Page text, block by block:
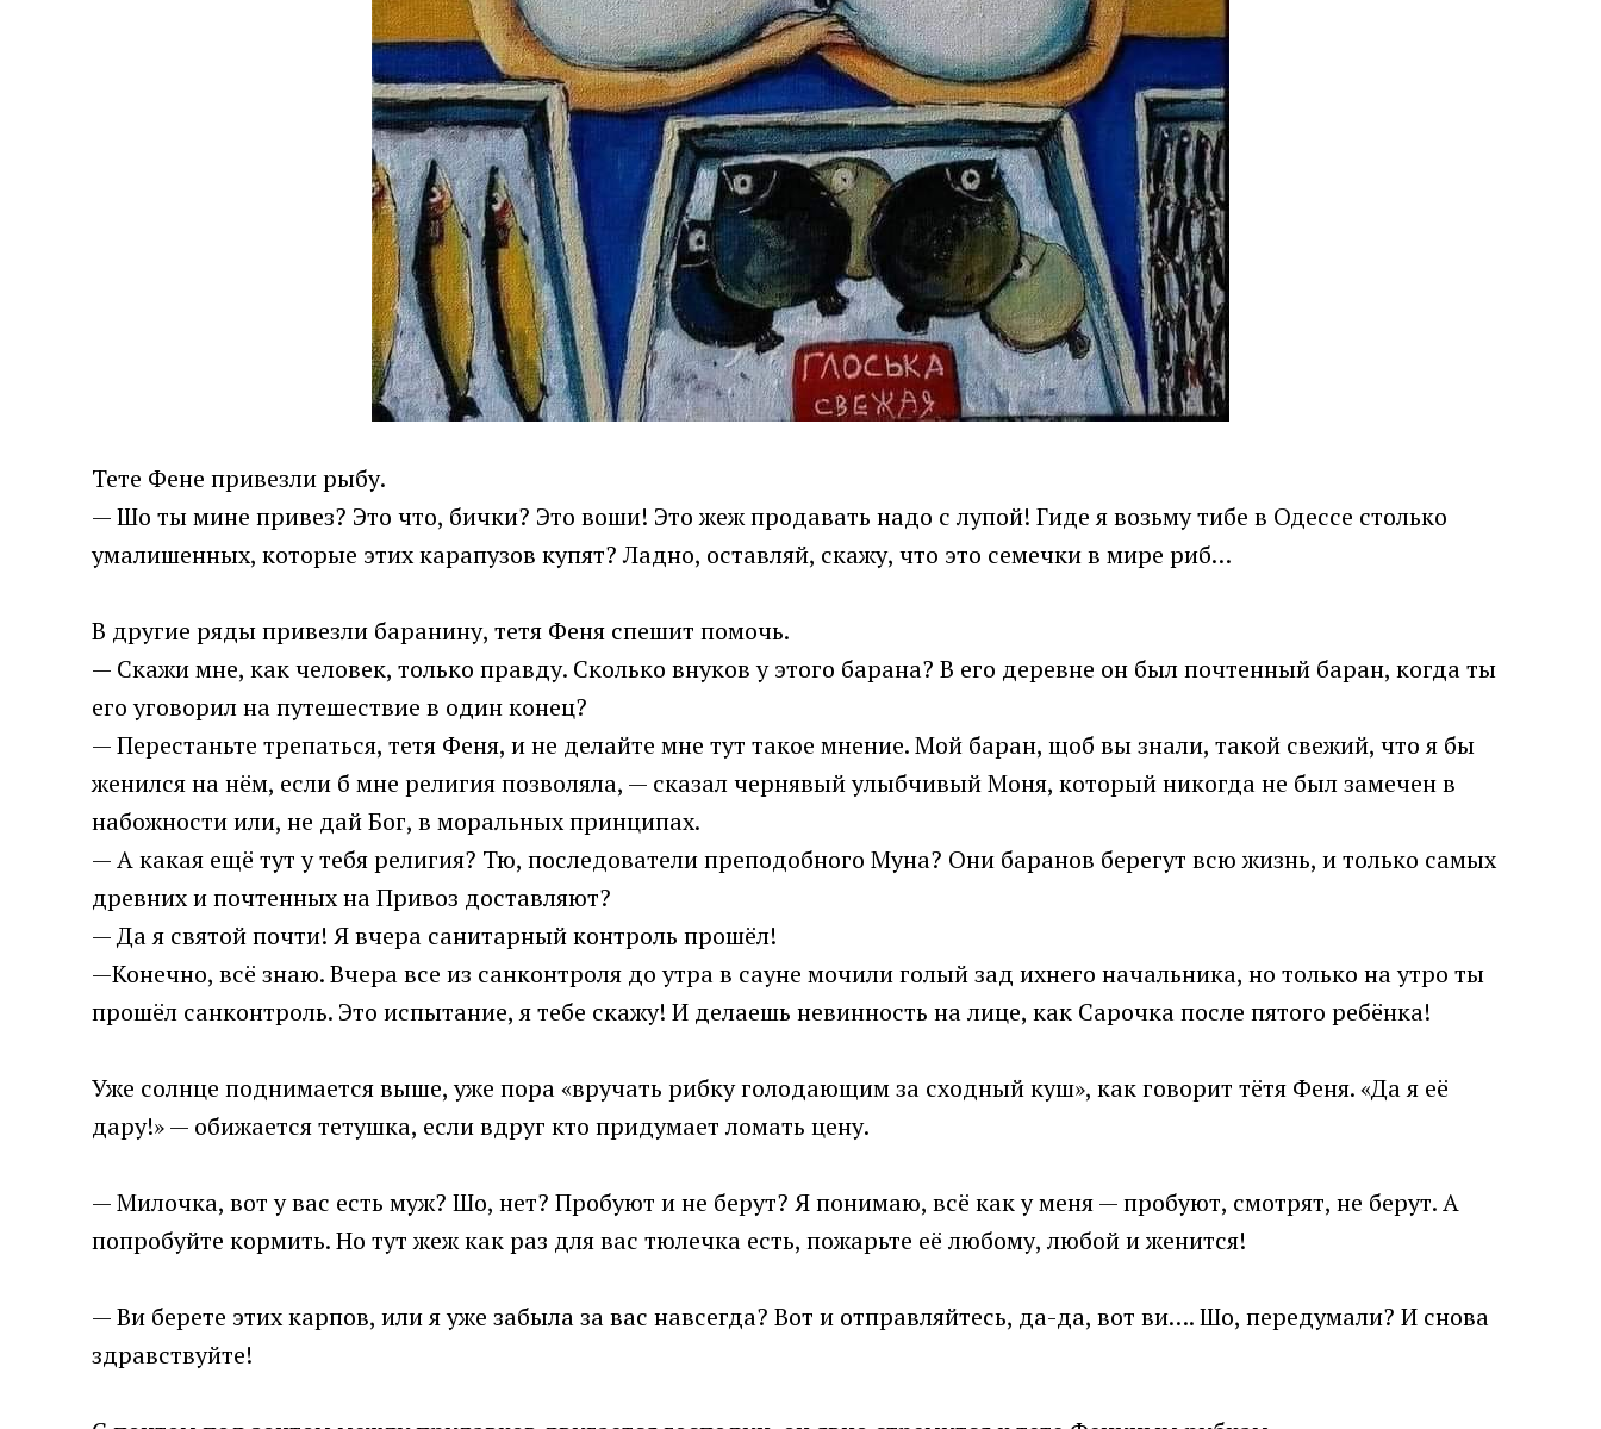
Тете Фене привезли рыбу.
— Шо ты мине привез? Это что, бички? Это воши! Это жеж продавать надо с лупой! Гиде я возьму тибе в Одессе столько
умалишенных, которые этих карапузов купят? Ладно, оставляй, скажу, что это семечки в мире риб…
В другие ряды привезли баранину, тетя Феня спешит помочь.
— Скажи мне, как человек, только правду. Сколько внуков у этого барана? В его деревне он был почтенный баран, когда ты
его уговорил на путешествие в один конец?
— Перестаньте трепаться, тетя Феня, и не делайте мне тут такое мнение. Мой баран, щоб вы знали, такой свежий, что я бы
женился на нём, если б мне религия позволяла, — сказал чернявый улыбчивый Моня, который никогда не был замечен в
набожности или, не дай Бог, в моральных принципах.
— А какая ещё тут у тебя религия? Тю, последователи преподобного Муна? Они баранов берегут всю жизнь, и только самых
древних и почтенных на Привоз доставляют?
— Да я святой почти! Я вчера санитарный контроль прошёл!
—Конечно, всё знаю. Вчера все из санконтроля до утра в сауне мочили голый зад ихнего начальника, но только на утро ты
прошёл санконтроль. Это испытание, я тебе скажу! И делаешь невинность на лице, как Сарочка после пятого ребёнка!
Уже солнце поднимается выше, уже пора «вручать рибку голодающим за сходный куш», как говорит тётя Феня. «Да я её
дару!» — обижается тетушка, если вдруг кто придумает ломать цену.
— Милочка, вот у вас есть муж? Шо, нет? Пробуют и не берут? Я понимаю, всё как у меня — пробуют, смотрят, не берут. А
попробуйте кормить. Но тут жеж как раз для вас тюлечка есть, пожарьте её любому, любой и женится!
— Ви берете этих карпов, или я уже забыла за вас навсегда? Вот и отправляйтесь, да-да, вот ви…. Шо, передумали? И снова
здравствуйте!